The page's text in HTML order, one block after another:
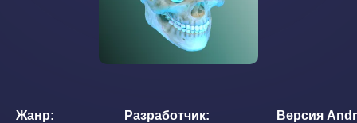
Жанр
Разработчик
Версия